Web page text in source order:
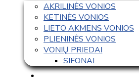
AKRILINĖS VONIOS
KETINĖS VONIOS
LIETO AKMENS VONIOS
PLIENINĖS VONIOS
VONIŲ PRIEDAI
SIFONAI